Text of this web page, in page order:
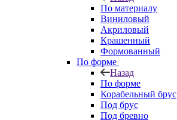
По материалу
Виниловый
Акриловый
Крашенный
Формованный
По форме
Назад
По форме
Корабельный брус
Под брус
Под бревно